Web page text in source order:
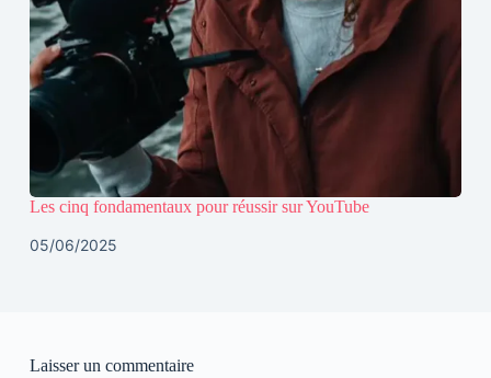
Les cinq fondamentaux pour réussir sur YouTube
05/06/2025
Laisser un commentaire